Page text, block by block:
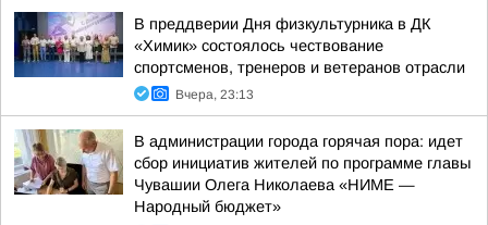
В преддверии Дня физкультурника в ДК
«Химик» состоялось чествование
спортсменов, тренеров и ветеранов отрасли
Вчера, 23:13
В администрации города горячая пора: идет
сбор инициатив жителей по программе главы
Чувашии Олега Николаева «НИМЕ —
Народный бюджет»